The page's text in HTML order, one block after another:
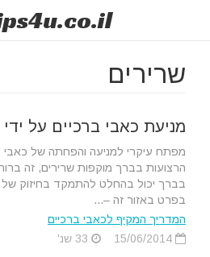
4u.co.il
שרירים
מניעת כאבי ברכיים על ידי
מפתח עיקרי למניעה והפחתה של כאבי
הרצועות בברך מוקפות שרירים, זה
בברך יכול בהחלט להתמקד בחיזוק
בפרט באזור זה –...
המדריך המקיף לכאבי ברכיים